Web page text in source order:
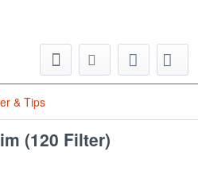
& Tips
(120 Filter)